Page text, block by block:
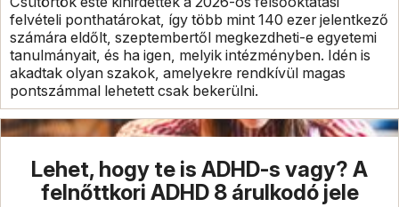
felvételi ponthatárokat, így több mint 140 ezer jelentkező
számára eldőlt, szeptembertől megkezdheti-e egyetemi
tanulmányait, és ha igen, melyik intézményben. Idén is
akadtak olyan szakok, amelyekre rendkívül magas
pontszámmal lehetett csak bekerülni.
Lehet, hogy te is ADHD-s vagy? A
felnőttkori ADHD 8 árulkodó jele